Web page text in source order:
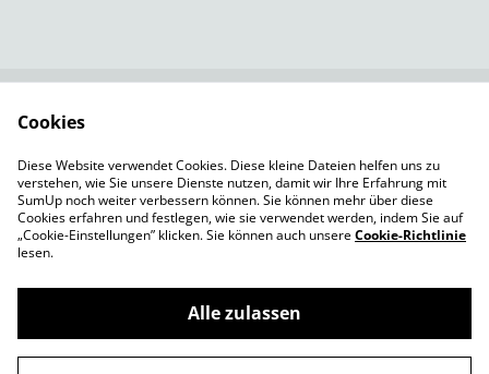
Cookie-Richtlinie
Versandbedingungen
Impressum
©2026TeeMagazin
Cookies
Diese Website verwendet Cookies. Diese kleine Dateien helfen uns zu
verstehen, wie Sie unsere Dienste nutzen, damit wir Ihre Erfahrung mit
SumUp noch weiter verbessern können. Sie können mehr über diese
Cookies erfahren und festlegen, wie sie verwendet werden, indem Sie auf
„Cookie-Einstellungen” klicken. Sie können auch unsereCookie-Richtlinie
lesen.
Alle zulassen